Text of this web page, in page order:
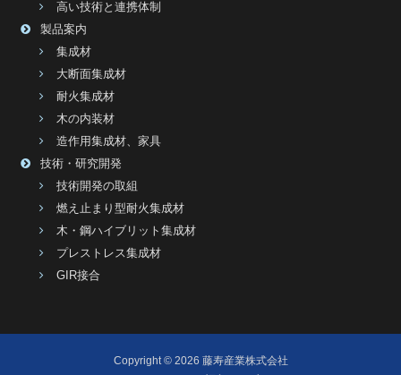
高い技術と連携体制
製品案内
集成材
大断面集成材
耐火集成材
木の内装材
造作用集成材、家具
技術・研究開発
技術開発の取組
燃え止まり型耐火集成材
木・鋼ハイブリット集成材
プレストレス集成材
GIR接合
Copyright © 2026 藤寿産業株式会社